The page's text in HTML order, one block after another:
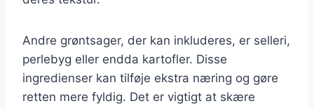
Andre grøntsager, der kan inkluderes, er selleri,
perlebyg eller endda kartofler. Disse
ingredienser kan tilføje ekstra næring og gøre
retten mere fyldig. Det er vigtigt at skære